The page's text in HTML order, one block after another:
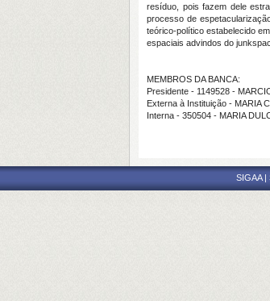
resíduo, pois fazem dele
processo de
teórico-político estabelecido
espaciais advindos do
MEMBROS DA BANCA:
Presidente - 1149528 -
Externa à Instituição - MARIA
Interna - 350504 - MARIA
SIGAA |